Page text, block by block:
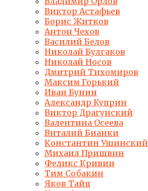
Виктор Астафьев
Борис Житков
Антон Чехов
Василий Белов
Николай Булгаков
Николай Носов
Дмитрий Тихомиров
Максим Горький
Иван Бунин
Александр Куприн
Виктор Драгунский
Валентина Осеева
Виталий Бианки
Константин Ушинский
Михаил Пришвин
Феликс Кривин
Тим Собакин
Яков Тайц